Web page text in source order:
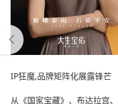
IP狂魔,品牌矩阵化展露锋芒
从《国家宝藏》、布达拉宫